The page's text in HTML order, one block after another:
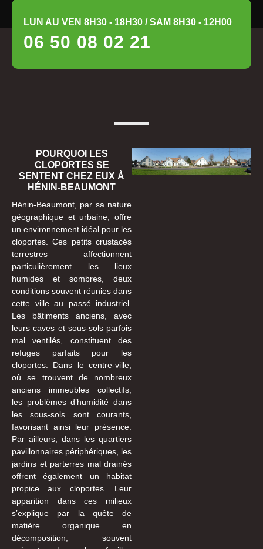
LUN AU VEN 8H30 - 18H30 / SAM 8H30 - 12H00
06 50 08 02 21
POURQUOI LES
CLOPORTES SE
SENTENT CHEZ EUX À
HÉNIN-BEAUMONT
Hénin-Beaumont, par sa nature
géographique et urbaine, offre
un environnement idéal pour les
cloportes. Ces petits crustacés
terrestres affectionnent
particulièrement les lieux
humides et sombres, deux
conditions souvent réunies dans
cette ville au passé industriel.
Les bâtiments anciens, avec
leurs caves et sous-sols parfois
mal ventilés, constituent des
refuges parfaits pour les
cloportes. Dans le centre-ville,
où se trouvent de nombreux
anciens immeubles collectifs,
les problèmes d’humidité dans
les sous-sols sont courants,
favorisant ainsi leur présence.
Par ailleurs, dans les quartiers
pavillonnaires périphériques, les
jardins et parterres mal drainés
offrent également un habitat
propice aux cloportes. Leur
apparition dans ces milieux
s’explique par la quête de
matière organique en
décomposition, souvent